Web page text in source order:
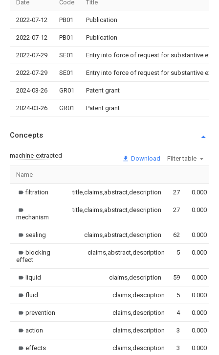
Date Code Title
2022-07-12 PB01 Publication
2022-07-12 PB01 Publication
2022-07-29 SE01 Entry into force of request for substantive
2022-07-29 SE01 Entry into force of request for substantive
2024-03-26 GR01 Patent grant
2024-03-26 GR01 Patent grant
Concepts
machine-extracted Download Filter table
Name
filtration title,claims,abstract,description 27 0.000
mechanism
title,claims,abstract,description 27 0.000
sealing claims,abstract,description 62 0.000
blocking
effect
claims,abstract,description 5 0.000
liquid claims,description 59 0.000
fluid claims,description 5 0.000
prevention claims,description 4 0.000
action claims,description 3 0.000
effects claims,description 3 0.000